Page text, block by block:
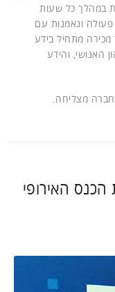
במהלך כל שעות
פעולה ונאמנות עם
מתחיל בידע
האנושי, והידע
האירופי